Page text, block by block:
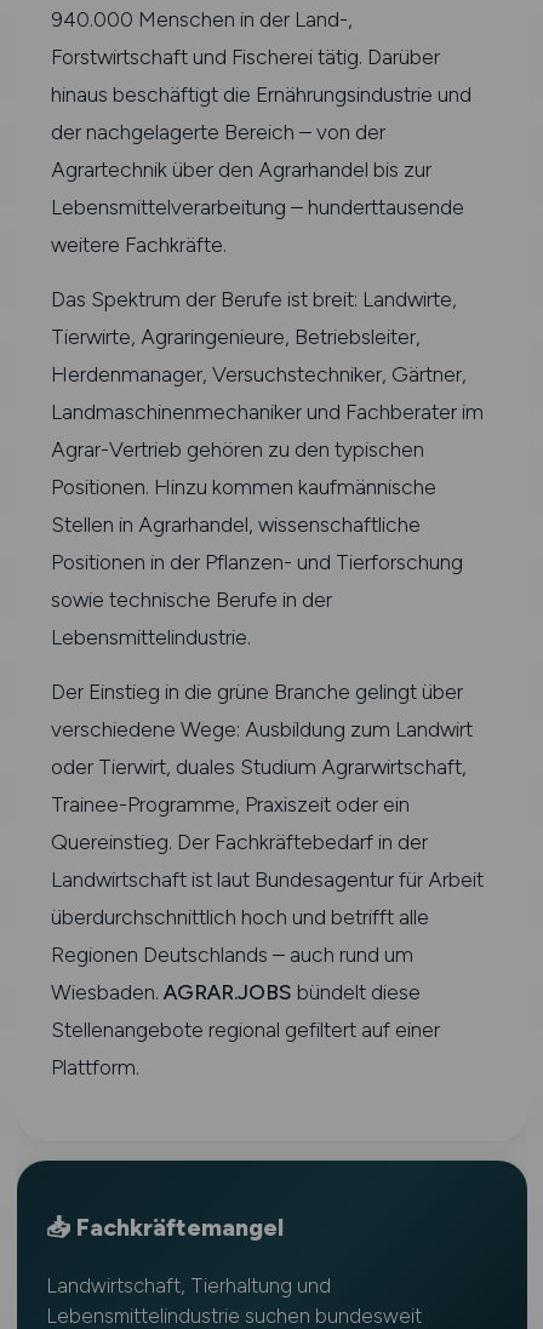
940.000 Menschen in der Land-,
Forstwirtschaft und Fischerei tätig. Darüber
hinaus beschäftigt die Ernährungsindustrie und
der nachgelagerte Bereich – von der
Agrartechnik über den Agrarhandel bis zur
Lebensmittelverarbeitung – hunderttausende
weitere Fachkräfte.
Das Spektrum der Berufe ist breit: Landwirte,
Tierwirte, Agraringenieure, Betriebsleiter,
Herdenmanager, Versuchstechniker, Gärtner,
Landmaschinenmechaniker und Fachberater im
Agrar-Vertrieb gehören zu den typischen
Positionen. Hinzu kommen kaufmännische
Stellen in Agrarhandel, wissenschaftliche
Positionen in der Pflanzen- und Tierforschung
sowie technische Berufe in der
Lebensmittelindustrie.
Der Einstieg in die grüne Branche gelingt über
verschiedene Wege: Ausbildung zum Landwirt
oder Tierwirt, duales Studium Agrarwirtschaft,
Trainee-Programme, Praxiszeit oder ein
Quereinstieg. Der Fachkräftebedarf in der
Landwirtschaft ist laut Bundesagentur für Arbeit
überdurchschnittlich hoch und betrifft alle
Regionen Deutschlands – auch rund um
Wiesbaden. AGRAR.JOBS bündelt diese
Stellenangebote regional gefiltert auf einer
Plattform.
📥 Fachkräftemangel
Landwirtschaft, Tierhaltung und
Lebensmittelindustrie suchen bundesweit